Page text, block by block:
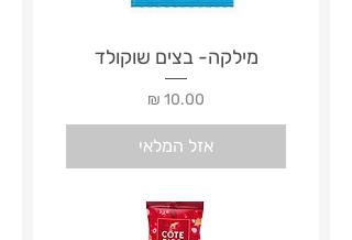
מילקה- בצים שוקולד
מחיר
אזל המלאי